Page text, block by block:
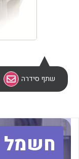
לכל מוצרי היצרן
שתף סידרה
חשמל